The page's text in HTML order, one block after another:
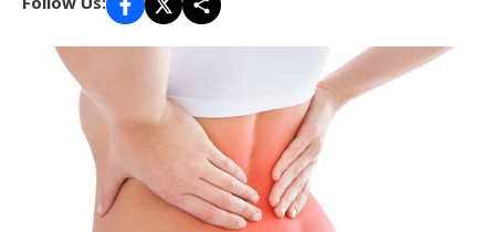
Follow Us: